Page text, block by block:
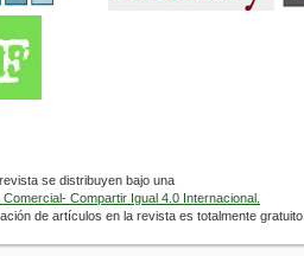
se distribuyen bajo una
Compartir Igual 4.0 Internacional.
de artículos en la revista es totalmente gratuito.